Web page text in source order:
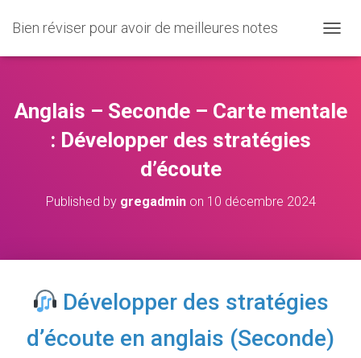
Bien réviser pour avoir de meilleures notes
U
I
R
G
A
Anglais – Seconde – Carte mentale
: Développer des stratégies
d’écoute
Published by gregadminon 10 décembre 2024
Développer des stratégies
d’écoute en anglais (Seconde)